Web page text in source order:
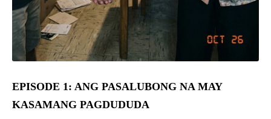
EPISODE 1: ANG PASALUBONG NA MAY
KASAMANG PAGDUDUDA